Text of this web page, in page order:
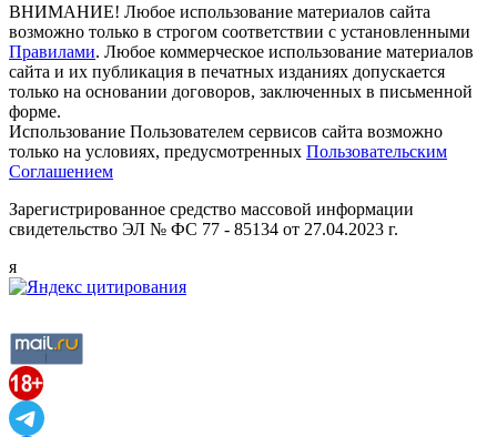
ВНИМАНИЕ! Любое использование материалов сайта
возможно только в строгом соответствии с установленными
Правилами. Любое коммерческое использование материалов
сайта и их публикация в печатных изданиях допускается
только на основании договоров, заключенных в письменной
форме.
Использование Пользователем сервисов сайта возможно
только на условиях, предусмотренных Пользовательским
Соглашением
Зарегистрированное средство массовой информации
свидетельство ЭЛ № ФС 77 - 85134 от 27.04.2023 г.
я